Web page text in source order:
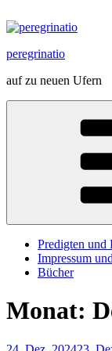
Inhalt
peregrinatio
auf zu neuen Ufern
Predigten und
Impressum
Bücher
Monat:
Veröffentlicht